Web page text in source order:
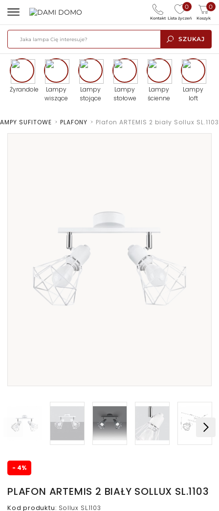
SZUKAJ
0
Lista życzeń
0
Koszyk
Kontakt
Żyrandole
Lampy
wiszące
Lampy
stojące
Lampy
stołowe
Lampy
ścienne
Lampy
loft
SUFITOWE > PLAFONY > Plafon ARTEMIS 2 biały Sollux SL.1103
- 4%
PLAFON ARTEMIS 2 BIAŁY SOLLUX SL.1103
Kod produktu: Sollux SL.1103